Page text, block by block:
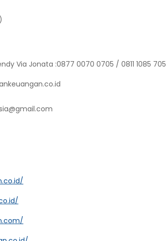
Via Jonata :0877 0070 0705 / 0811 1085 705